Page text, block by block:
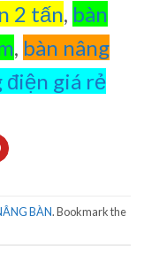
2 tấn, bàn
, bàn nâng
điện giá rẻ
BÀN. Bookmark the